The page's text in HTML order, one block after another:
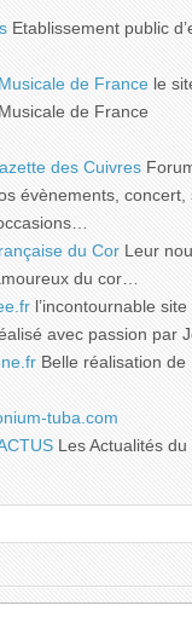
Etablissement public
de France le
de France
des Cuivres
évènements, concert,
du Cor Leur
du cor…
l’incontournable
avec passion par
Belle réalisation de
tuba.com
Les Actualités